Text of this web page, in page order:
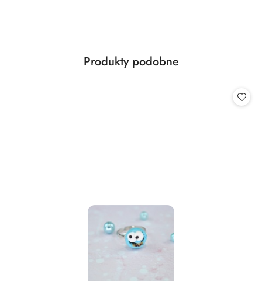
Pomiń karuzelę produktów
Produkty
Produkty podobne